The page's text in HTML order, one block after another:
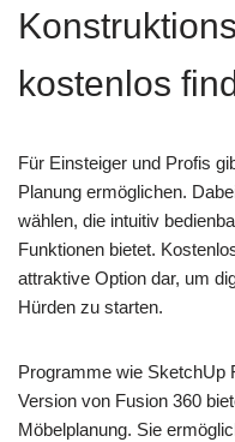
kostenlos
Für Einsteiger und Profis
Planung ermöglichen.
wählen, die intuitiv
Funktionen bietet.
attraktive Option dar, um
Hürden zu starten.
Programme wie SketchUp
Version von Fusion 360
Möbelplanung. Sie